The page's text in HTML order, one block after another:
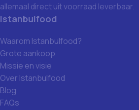
allemaal direct uit voorraad leverbaar.
Istanbulfood
Waarom Istanbulfood?
Grote aankoop
Missie en visie
Over Istanbulfood
Blog
FAQs